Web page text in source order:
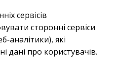
сервісів
сторонні сервіси
аналітики), які
дані про користувачів.